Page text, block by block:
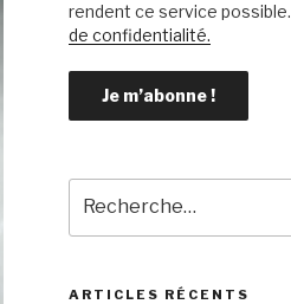
rendent ce service possible.
de confidentialité.
pour
:
ARTICLES RÉCENTS